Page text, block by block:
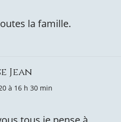
la famille.
Jean
à 16 h 30 min